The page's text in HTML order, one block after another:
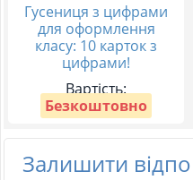
Гусениця з цифрами
для оформлення
класу: 10 карток з
цифрами!
Вартість:
Безкоштовно
Залишити